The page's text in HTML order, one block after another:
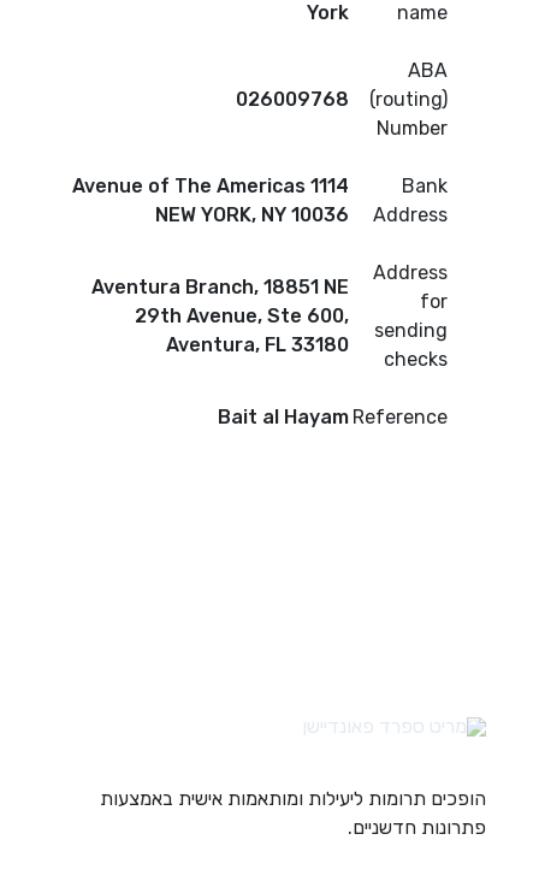
name
York
ABA
(routing)
Number
026009768
Bank
Address
1114 Avenue of The Americas
NEW YORK, NY 10036
Address
for
sending
checks
Aventura Branch, 18851 NE
29th Avenue, Ste 600,
Aventura, FL 33180
Reference
Bait al Hayam
הופכים תרומות ליעילות ומותאמות אישית באמצעות
פתרונות חדשניים.